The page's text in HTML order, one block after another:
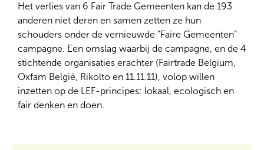
Het verlies van 6 Fair Trade Gemeenten kan de 193
anderen niet deren en samen zetten ze hun
schouders onder de vernieuwde “Faire Gemeenten”
campagne. Een omslag waarbij de campagne, en de 4
stichtende organisaties erachter (Fairtrade Belgium,
Oxfam België, Rikolto en 11.11.11), volop willen
inzetten op de LEF-principes: lokaal, ecologisch en
fair denken en doen.